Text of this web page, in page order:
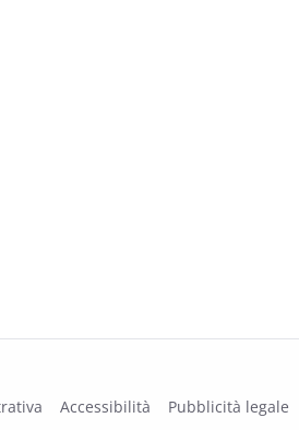
Accessibilità Pubblicità legale